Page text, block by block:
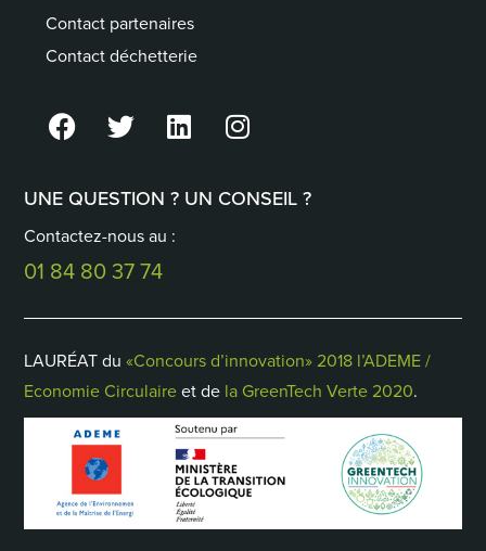
Contact partenaires
Contact déchetterie
UNE QUESTION ? UN CONSEIL ?
Contactez-nous au :
01 84 80 37 74
LAURÉAT du«Concours d’innovation» 2018 l’ADEME /
Economie Circulaireet de la GreenTech Verte 2020.